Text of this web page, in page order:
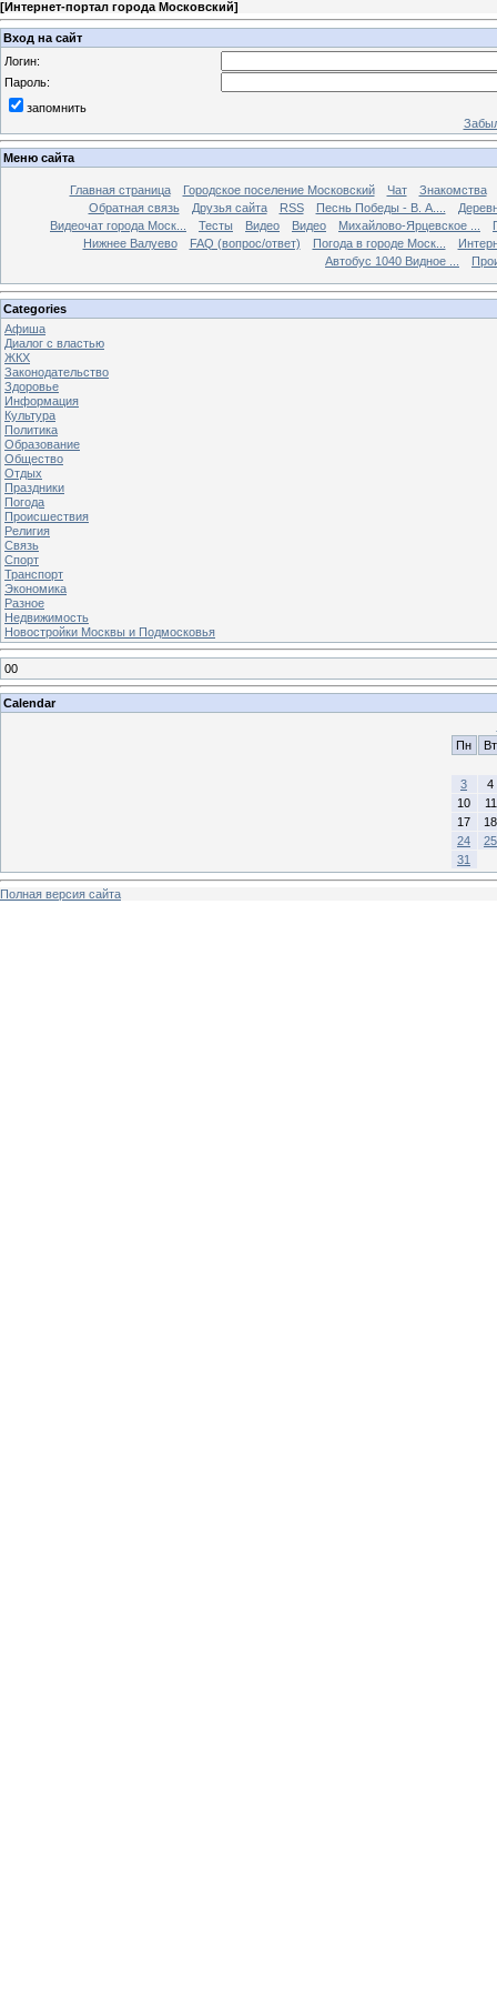
[Интернет-портал города Московский]
Вход на сайт
Логин:
Пароль:
запомнить
Меню сайта
Главная страница Городское поселение Московский Чат
Знакомства
Обратная связь
Друзья сайта RSS Песнь Победы - В. А....
Видеочат города Моск...
Тесты Видео Видео Михайлово-Ярцевское ...
Нижнее Валуево
FAQ (вопрос/ответ) Погода в городе Моск...
Автобус 1040 Видное ...
Categories
Афиша
Диалог с властью
ЖКХ
Законодательство
Здоровье
Информация
Культура
Политика
Образование
Общество
Отдых
Праздники
Погода
Происшествия
Религия
Связь
Спорт
Транспорт
Экономика
Разное
Недвижимость
Новостройки Москвы и Подмосковья
00
Calendar
Пн
Вт
3
4
10
11
17
18
24
25
31
Полная версия сайта